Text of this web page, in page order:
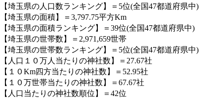
【埼玉県の人口数ランキング】＝5位(全国47都道府県中)
【埼玉県の面積】＝3,797.75平方Km
【埼玉県の面積ランキング】＝39位(全国47都道府県中)
【埼玉県の世帯数】＝2,971,659世帯
【埼玉県の世帯数ランキング】＝5位(全国47都道府県中)
【人口１０万人当たりの神社数】＝27.67社
【１０Km四方当たりの神社数】＝52.95社
【１０万世帯当たりの神社数】＝67.67社
【人口当たりの神社数順位】＝42位